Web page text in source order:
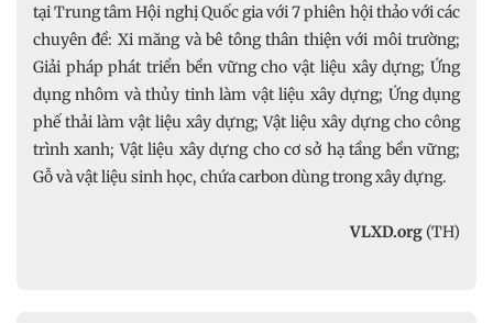
tại Trung tâm Hội nghị Quốc gia với 7 phiên hội thảo với các
chuyên đề: Xi măng và bê tông thân thiện với môi trường;
Giải pháp phát triển bền vững cho vật liệu xây dựng; Ứng
dụng nhôm và thủy tinh làm vật liệu xây dựng; Ứng dụng
phế thải làm vật liệu xây dựng; Vật liệu xây dựng cho công
trình xanh; Vật liệu xây dựng cho cơ sở hạ tầng bền vững;
Gỗ và vật liệu sinh học, chứa carbon dùng trong xây dựng.
VLXD.org (TH)